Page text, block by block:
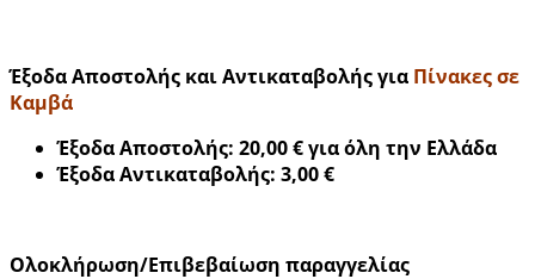
Έξοδα Αποστολής και Αντικαταβολής για Πίνακες σε
Καμβά
Έξοδα Αποστολής: 20,00 € για όλη την Ελλάδα
Έξοδα Αντικαταβολής: 3,00 €
Ολοκλήρωση/Επιβεβαίωση παραγγελίας